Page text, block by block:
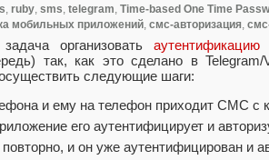
, ruby, sms, telegram, Time-based One Time
мобильных приложений, смс-авторизация,
организоватьаутентификацию
так, как это сделано в Telegram/
следующие шаги:
и ему на телефон приходит СМС с
его аутентифицирует и
и он уже аутентифицирован и